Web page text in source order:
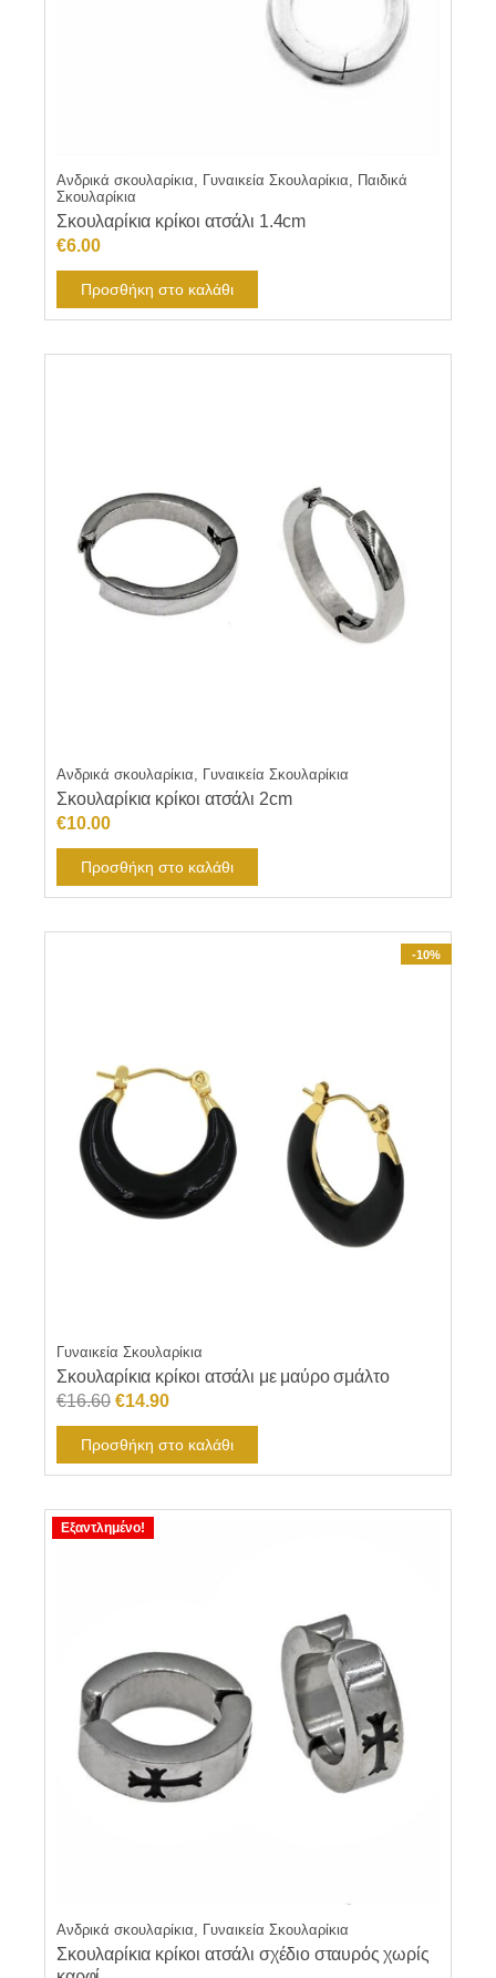
Ανδρικά σκουλαρίκια, Γυναικεία Σκουλαρίκια, Παιδικά
Σκουλαρίκια
Σκουλαρίκια κρίκοι ατσάλι 1.4cm
€6.00
Προσθήκη στο καλάθι
Ανδρικά σκουλαρίκια, Γυναικεία Σκουλαρίκια
Σκουλαρίκια κρίκοι ατσάλι 2cm
€10.00
Προσθήκη στο καλάθι
-10%
Γυναικεία Σκουλαρίκια
Σκουλαρίκια κρίκοι ατσάλι με μαύρο σμάλτο
€16.60 Original
price
was:
€16.60.
€14.90Η
τρέχουσα
τιμή
είναι:
€14.90.
Προσθήκη στο καλάθι
Εξαντλημένο!
Ανδρικά σκουλαρίκια, Γυναικεία Σκουλαρίκια
Σκουλαρίκια κρίκοι ατσάλι σχέδιο σταυρός χωρίς